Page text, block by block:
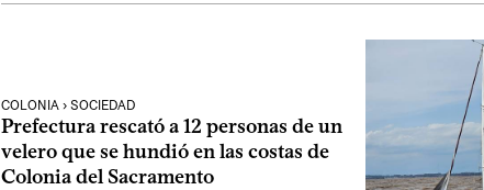
COLONIA › SOCIEDAD
Prefectura rescató a 12 personas de un
velero que se hundió en las costas de
Colonia del Sacramento